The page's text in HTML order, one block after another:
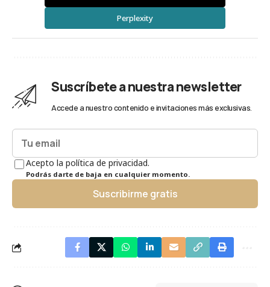
Perplexity
Suscríbete a nuestra newsletter
Accede a nuestro contenido e invitaciones más exclusivas.
Acepto la política de privacidad.
Podrás darte de baja en cualquier momento.
Suscribirme gratis